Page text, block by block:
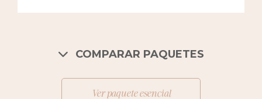
COMPARAR PAQUETES
Ver paquete esencial